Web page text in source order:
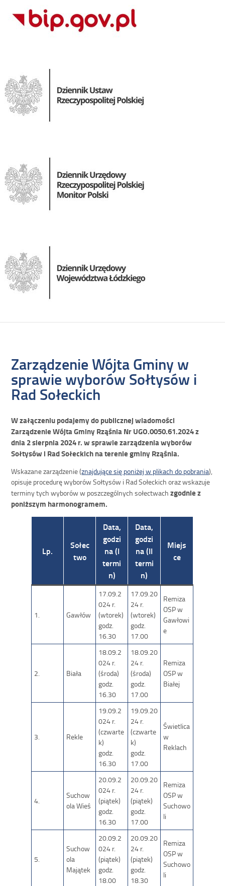
Zarządzenie Wójta Gminy w
sprawie wyborów Sołtysów i
Rad Sołeckich
W załączeniu podajemy do publicznej wiadomości
Zarządzenie Wójta Gminy Rząśnia Nr UGO.0050.61.2024 z
dnia 2 sierpnia 2024 r. w sprawie zarządzenia wyborów
Sołtysów i Rad Sołeckich na terenie gminy Rząśnia.
Wskazane zarządzenie (znajdujące się poniżej w plikach do pobrania),
opisuje procedurę wyborów Sołtysów i Rad Sołeckich oraz wskazuje
terminy tych wyborów w poszczególnych sołectwachzgodnie z
poniższym harmonogramem.
Lp.
Sołec
two
Data,
godzi
na (I
termi
n)
Data,
godzi
na (II
termi
n)
Miejs
ce
1. Gawłów
17.09.2
024 r.
(wtorek)
godz.
16.30
17.09.20
24 r.
(wtorek)
godz.
17.00
Remiza
OSP w
Gawłowi
e
2. Biała
18.09.2
024 r.
(środa)
godz.
16.30
18.09.20
24 r.
(środa)
godz.
17.00
Remiza
OSP w
Białej
3. Rekle
19.09.2
024 r.
(czwarte
k)
godz.
16.30
19.09.20
24 r.
(czwarte
k)
godz.
17.00
Świetlica
w
Reklach
4.
Suchow
ola Wieś
20.09.2
024 r.
(piątek)
godz.
16.30
20.09.20
24 r.
(piątek)
godz.
17.00
Remiza
OSP w
Suchowo
li
5.
Suchow
ola
Majątek
20.09.2
024 r.
(piątek)
godz.
18.00
20.09.20
24 r.
(piątek)
godz.
18.30
Remiza
OSP w
Suchowo
li